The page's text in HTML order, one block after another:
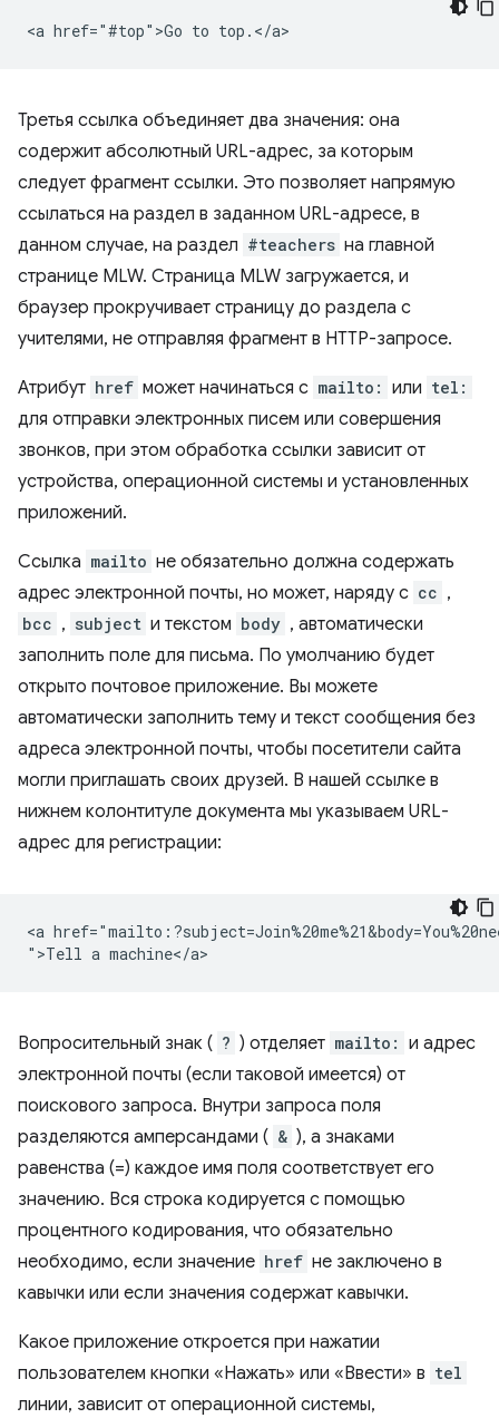
Третья ссылка объединяет два значения: она
содержит абсолютный URL-адрес, за которым
следует фрагмент ссылки. Это позволяет напрямую
ссылаться на раздел в заданном URL-адресе, в
данном случае, на раздел #teachers на главной
странице MLW. Страница MLW загружается, и
браузер прокручивает страницу до раздела с
учителями, не отправляя фрагмент в HTTP-запросе.
Атрибут href может начинаться с mailto: или tel:
для отправки электронных писем или совершения
звонков, при этом обработка ссылки зависит от
устройства, операционной системы и установленных
приложений.
Ссылка mailto не обязательно должна содержать
адрес электронной почты, но может, наряду с cc ,
bcc , subject и текстом body , автоматически
заполнить поле для письма. По умолчанию будет
открыто почтовое приложение. Вы можете
автоматически заполнить тему и текст сообщения без
адреса электронной почты, чтобы посетители сайта
могли приглашать своих друзей. В нашей ссылке в
нижнем колонтитуле документа мы указываем URL-
адрес для регистрации:
<a
Вопросительный знак ( ? ) отделяет mailto: и адрес
электронной почты (если таковой имеется) от
поискового запроса. Внутри запроса поля
разделяются амперсандами ( & ), а знаками
равенства (=) каждое имя поля соответствует его
значению. Вся строка кодируется с помощью
процентного кодирования, что обязательно
необходимо, если значение href не заключено в
кавычки или если значения содержат кавычки.
Какое приложение откроется при нажатии
пользователем кнопки «Нажать» или «Ввести» в tel
линии, зависит от операционной системы,